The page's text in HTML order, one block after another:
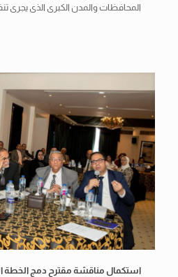
المحافظات والمدن الكبرى الذى يجرى
استكمال مناقشة مقترح دمج الخطة